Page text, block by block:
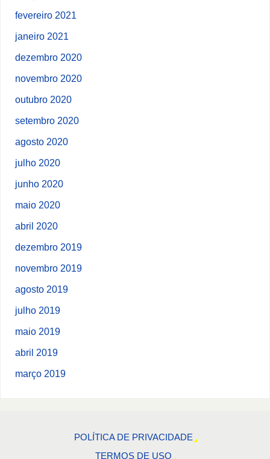
fevereiro 2021
janeiro 2021
dezembro 2020
novembro 2020
outubro 2020
setembro 2020
agosto 2020
julho 2020
junho 2020
maio 2020
abril 2020
dezembro 2019
novembro 2019
agosto 2019
julho 2019
maio 2019
abril 2019
março 2019
POLÍTICA DE PRIVACIDADE
TERMOS DE USO